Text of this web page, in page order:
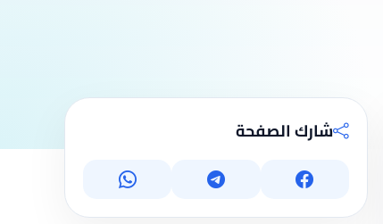
شارك الصفحة